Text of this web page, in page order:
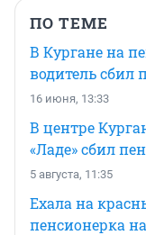
ПО ТЕМЕ
В Кургане на
водитель сбил
16 июня, 13:33
В центре
«Ладе» сбил
5 августа, 11:35
Ехала на
пенсионерка